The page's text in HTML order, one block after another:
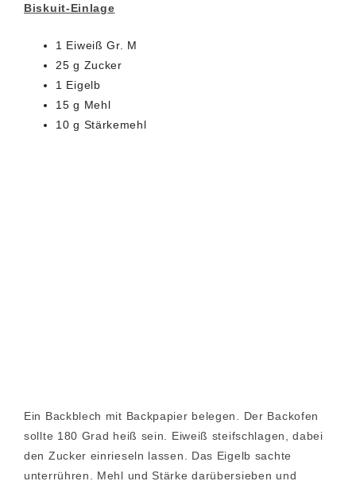
Biskuit-Einlage
1 Eiweiß Gr. M
25 g Zucker
1 Eigelb
15 g Mehl
10 g Stärkemehl
Ein Backblech mit Backpapier belegen. Der Backofen
sollte 180 Grad heiß sein. Eiweiß steifschlagen, dabei
den Zucker einrieseln lassen. Das Eigelb sachte
unterrühren. Mehl und Stärke darübersieben und